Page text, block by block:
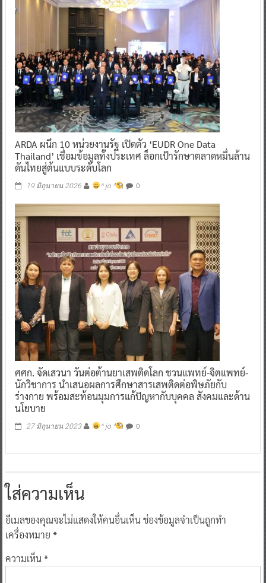
ARDA ผนึก 10 หน่วยงานรัฐ เปิดตัว ‘EUDR One Data
Thailand’ เชื่อมข้อมูลทั้งประเทศ ล็อกเป้ารักษาตลาดหมื่นล้าน
ดันไทยสู่ต้นแบบระดับโลก
19 มิถุนายน 2026 ^ jo ^ 0
ศศก. จัดเสวนา วันต่อต้านยาเสพติดโลก ชวนแพทย์-จิตแพทย์-
นักวิชาการ นำเสนอผลการศึกษาสารเสพติดต่อพิษภัยกับ
ร่างกาย พร้อมสะท้อนมุมการแก้ปัญหากับบุคคล สังคมและด้าน
นโยบาย
27 มิถุนายน 2023 ^ jo ^ 0
ใส่ความเห็น
อีเมลของคุณจะไม่แสดงให้คนอื่นเห็นช่องข้อมูลจำเป็นถูกทำ
เครื่องหมาย *
ความเห็น*